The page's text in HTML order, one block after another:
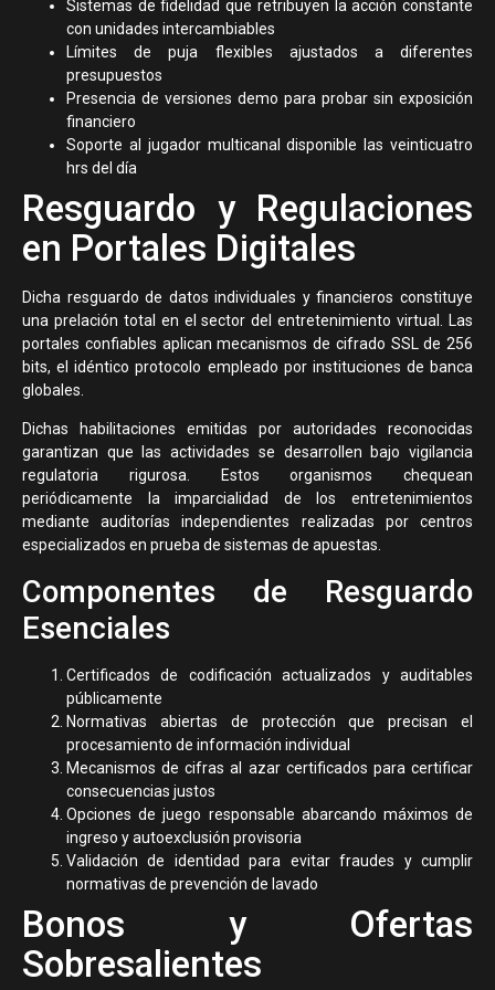
Sistemas de fidelidad que retribuyen la acción constante
con unidades intercambiables
Límites de puja flexibles ajustados a diferentes
presupuestos
Presencia de versiones demo para probar sin exposición
financiero
Soporte al jugador multicanal disponible las veinticuatro
hrs del día
Resguardo y Regulaciones
en Portales Digitales
Dicha resguardo de datos individuales y financieros constituye
una prelación total en el sector del entretenimiento virtual. Las
portales confiables aplican mecanismos de cifrado SSL de 256
bits, el idéntico protocolo empleado por instituciones de banca
globales.
Dichas habilitaciones emitidas por autoridades reconocidas
garantizan que las actividades se desarrollen bajo vigilancia
regulatoria rigurosa. Estos organismos chequean
periódicamente la imparcialidad de los entretenimientos
mediante auditorías independientes realizadas por centros
especializados en prueba de sistemas de apuestas.
Componentes de Resguardo
Esenciales
Certificados de codificación actualizados y auditables
públicamente
Normativas abiertas de protección que precisan el
procesamiento de información individual
Mecanismos de cifras al azar certificados para certificar
consecuencias justos
Opciones de juego responsable abarcando máximos de
ingreso y autoexclusión provisoria
Validación de identidad para evitar fraudes y cumplir
normativas de prevención de lavado
Bonos y Ofertas
Sobresalientes